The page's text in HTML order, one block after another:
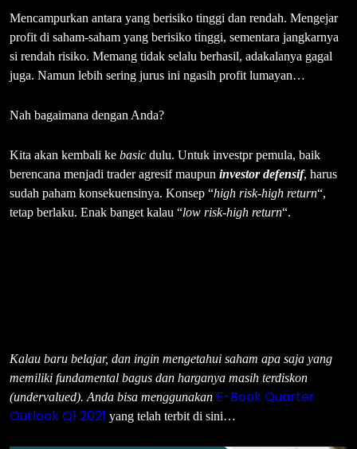
Mencampurkan antara yang berisiko tinggi dan rendah. Mengejar
profit di saham-saham yang berisiko tinggi, sementara jangkarnya
si rendah risiko. Memang tidak selalu berhasil, adakalanya gagal
juga. Namun lebih sering jurus ini ngasih profit lumayan…
Nah bagaimana dengan Anda?
Kita akan kembali ke basic dulu. Untuk investpr pemula, baik
berencana menjadi trader agresif maupun investor defensif, harus
sudah paham konsekuensinya. Konsep “high risk-high return“,
tetap berlaku. Enak banget kalau “low risk-high return“.
Kalau baru belajar, dan ingin mengetahui saham apa saja yang
memiliki fundamental bagus dan harganya masih terdiskon
(undervalued). Anda bisa menggunakan E-Book Quarter
Outlook Q1 2021 yang telah terbit di sini…